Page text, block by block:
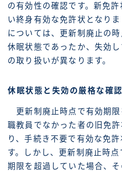
の有効性の確認です。新免
い終身有効な免許状となり
については、更新制廃止の
休眠状態であったか、失効
の取り扱いが異なります。
休眠状態と失効の厳格な確認
更新制廃止時点で有効期限
職教員でなかった者の旧免
り、手続き不要で有効な免
す。しかし、更新制廃止時
期限を超過していた場合、